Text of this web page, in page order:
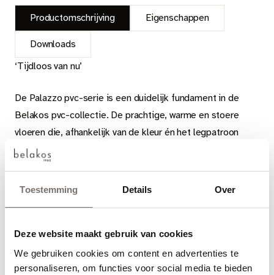
Toestemming Details Over
Deze website maakt gebruik van cookies
We gebruiken cookies om content en advertenties te
personaliseren, om functies voor social media te bieden
Productomschrijving Eigenschappen
Downloads
‘Tijdloos van nu’
De Palazzo pvc-serie is een duidelijk fundament in de
Belakos pvc-collectie. De prachtige, warme en stoere
vloeren die, afhankelijk van de kleur én het legpatroon
waarvoor je kiest, zorgen voor een uitstraling die past bij
De XL-planken uit de Belakos pvc-collectie bieden een
modern tot klassiek en geschikt voor woninginrichting en
projectinrichting.